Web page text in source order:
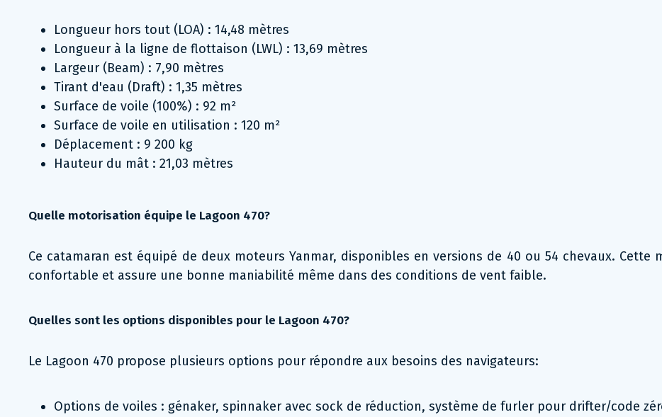
Longueur hors tout (LOA) : 14,48 mètres
Longueur à la ligne de flottaison (LWL) : 13,69 mètres
Largeur (Beam) : 7,90 mètres
Tirant d'eau (Draft) : 1,35 mètres
Surface de voile (100%) : 92 m²
Surface de voile en utilisation : 120 m²
Déplacement : 9 200 kg
Hauteur du mât : 21,03 mètres
Quelle motorisation équipe le Lagoon 470?
Ce catamaran est équipé de deux moteurs Yanmar, disponibles en versions de 40 ou 54 chevaux.
confortable et assure une bonne maniabilité même dans des conditions de vent faible.
Quelles sont les options disponibles pour le Lagoon 470?
Le Lagoon 470 propose plusieurs options pour répondre aux besoins des navigateurs:
Options de voiles : génaker, spinnaker avec sock de réduction, système de furler pour drifter/code